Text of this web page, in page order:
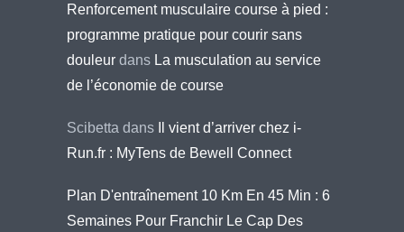
Renforcement musculaire course à pied :
programme pratique pour courir sans
douleur dans La musculation au service
de l’économie de course
Scibetta dans
Il vient d’arriver chez i-
Run.fr : MyTens de Bewell Connect
Plan D'entraînement 10 Km En 45 Min : 6
Semaines Pour Franchir Le Cap Des